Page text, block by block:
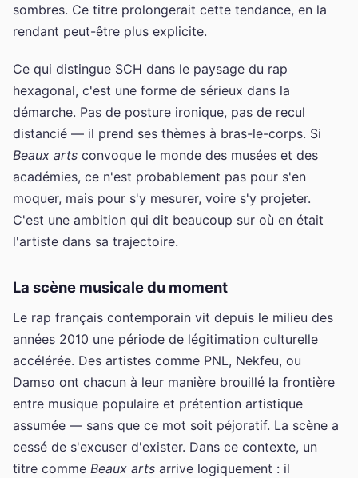
sombres. Ce titre prolongerait cette tendance, en la
rendant peut-être plus explicite.
Ce qui distingue SCH dans le paysage du rap
hexagonal, c'est une forme de sérieux dans la
démarche. Pas de posture ironique, pas de recul
distancié — il prend ses thèmes à bras-le-corps. Si
Beaux arts convoque le monde des musées et des
académies, ce n'est probablement pas pour s'en
moquer, mais pour s'y mesurer, voire s'y projeter.
C'est une ambition qui dit beaucoup sur où en était
l'artiste dans sa trajectoire.
La scène musicale du moment
Le rap français contemporain vit depuis le milieu des
années 2010 une période de légitimation culturelle
accélérée. Des artistes comme PNL, Nekfeu, ou
Damso ont chacun à leur manière brouillé la frontière
entre musique populaire et prétention artistique
assumée — sans que ce mot soit péjoratif. La scène a
cessé de s'excuser d'exister. Dans ce contexte, un
titre comme Beaux arts arrive logiquement : il